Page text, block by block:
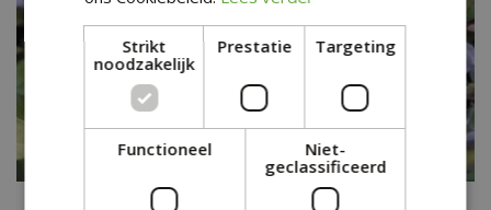
Strikt
noodzakelijk
Prestatie Targeting
Functioneel
Niet-
geclassificeerd